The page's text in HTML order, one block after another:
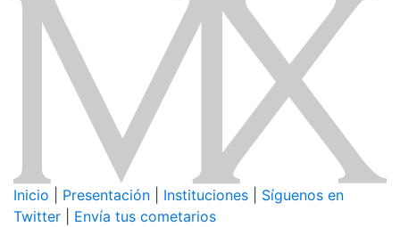
Inicio Presentación Instituciones
Síguenos en
Twitter
Envía tus cometarios